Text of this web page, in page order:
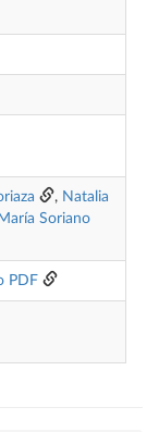
, Natalia
Soriano
PDF